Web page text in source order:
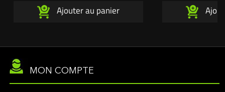
Ajouter au panier
MON COMPTE